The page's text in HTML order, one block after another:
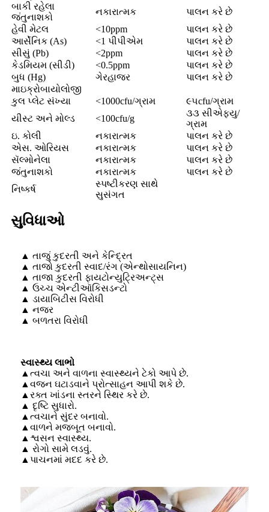
બાકી રહેલા
જંતુનાશકો
નકારાત્મક
પાલન કરે છે
હેવી મેટલ
<10ppm
પાલન કરે છે
આર્સેનિક (As)
<1 પીપીએમ
પાલન કરે છે
સીસું (Pb)
<2ppm
પાલન કરે છે
કેડમિયમ (સીડી)
<0.5ppm
પાલન કરે છે
બુધ (Hg)
ગેરહાજર
પાલન કરે છે
માઇક્રોબાયોલોજી
કુલ પ્લેટ સંખ્યા
<1000cfu/ગ્રામ
૯૫cfu/ગ્રામ
યીસ્ટ અને મોલ્ડ
<100cfu/g
૩૩ સીએફયુ/
ગ્રામ
ઇ. કોલી
નકારાત્મક
પાલન કરે છે
એસ. ઓરિયસ
નકારાત્મક
પાલન કરે છે
સૅલ્મોનેલા
નકારાત્મક
પાલન કરે છે
જંતુનાશકો
નકારાત્મક
પાલન કરે છે
નિષ્કર્ષ
સ્પષ્ટીકરણ સાથે
સુસંગત
સુવિધાઓ
▲ તાજું કુદરતી અને કેન્દ્રિત
▲ તાજો કુદરતી સ્વાદ/રંગ (એન્થોસાયનિન)
▲ તાજા કુદરતી ફાયટોન્યુટ્રિઅન્ટ્સ
▲ ઉચ્ચ એન્ટીઑકિસડન્ટો
▲ ડાયાબિટીસ વિરોધી
▲ નજર
▲ બળતરા વિરોધી
સ્વાસ્થ્ય લાભો
▲ત્વચા અને વાળના સ્વાસ્થ્યને ટેકો આપે છે.
▲વજન ઘટાડવાને પ્રોત્સાહન આપી શકે છે.
▲રક્ત ખાંડના સ્તરને સ્થિર કરે છે.
▲ દૃષ્ટિ સુધારો.
▲ત્વચાને સુંદર બનાવો.
▲વાળને મજબૂત બનાવો.
▲શ્વસન સ્વાસ્થ્ય.
▲ રોગો સામે લડવું.
▲પાચનમાં મદદ કરે છે.